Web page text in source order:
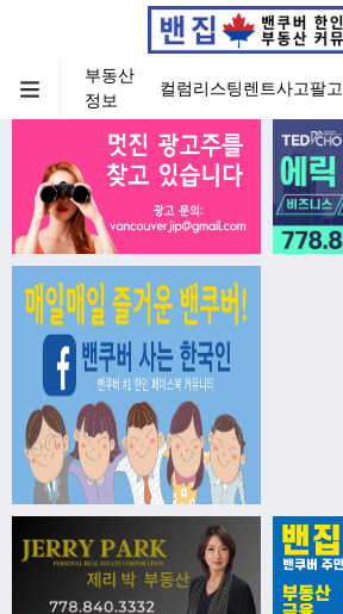
부동산
정보
컬럼리스팅렌트사고팔고